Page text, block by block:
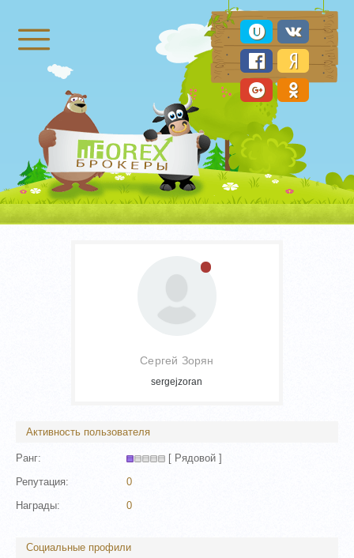
Брокеры Форекс
Сергей Зорян
sergejzoran
Активность пользователя
Ранг: [ Рядовой ]
Репутация: 0
Награды: 0
Социальные профили